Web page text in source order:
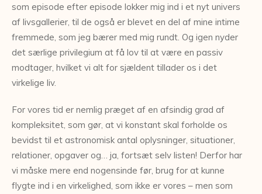
som episode efter episode lokker mig ind i et nyt univers
af livsgallerier, til de også er blevet en del af mine intime
fremmede, som jeg bærer med mig rundt. Og igen nyder
det særlige privilegium at få lov til at være en passiv
modtager, hvilket vi alt for sjældent tillader os i det
virkelige liv.
For vores tid er nemlig præget af en afsindig grad af
kompleksitet, som gør, at vi konstant skal forholde os
bevidst til et astronomisk antal oplysninger, situationer,
relationer, opgaver og… ja, fortsæt selv listen! Derfor har
vi måske mere end nogensinde før, brug for at kunne
flygte ind i en virkelighed, som ikke er vores – men som